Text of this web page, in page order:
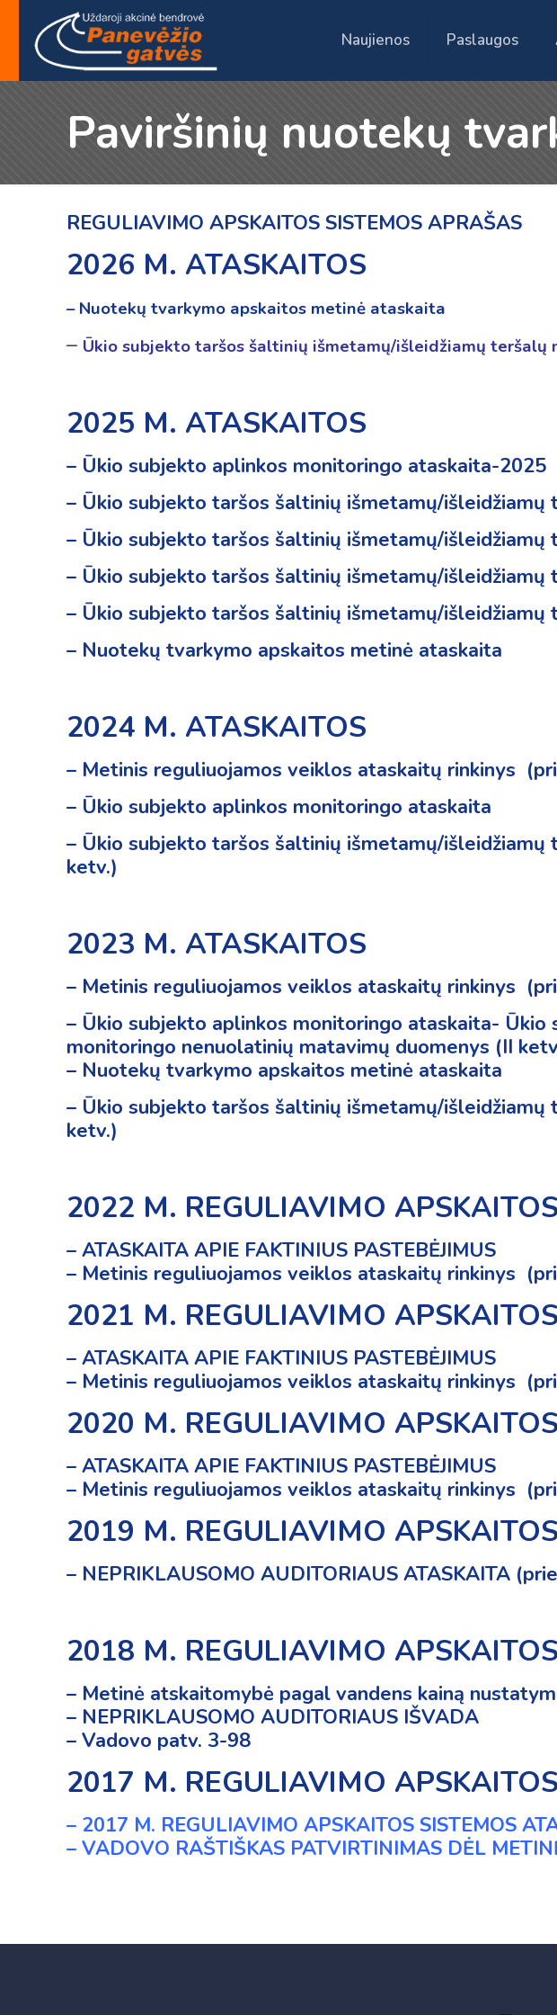
Naujienos Paslaugos
Paviršinių nuotekų
REGULIAVIMO APSKAITOS SISTEMOS APRAŠAS
2026 M. ATASKAITOS
– Nuotekų tvarkymo apskaitos metinė ataskaita
– Ūkio subjekto taršos šaltinių išmetamų/išleidžiamų
2025 M. ATASKAITOS
– Ūkio subjekto aplinkos monitoringo ataskaita-2025
– Ūkio subjekto taršos šaltinių išmetamų/
– Ūkio subjekto taršos šaltinių išmetamų/
– Ūkio subjekto taršos šaltinių išmetamų/
– Ūkio subjekto taršos šaltinių išmetamų/
– Nuotekų tvarkymo apskaitos metinė ataskaita
2024 M. ATASKAITOS
– Metinis reguliuojamos veiklos ataskaitų rinkinys
– Ūkio subjekto aplinkos monitoringo ataskaita
– Ūkio subjekto taršos šaltinių išmetamų/
ketv.)
2023 M. ATASKAITOS
– Metinis reguliuojamos veiklos ataskaitų rinkinys
– Ūkio subjekto aplinkos monitoringo ataskaita-
monitoringo nenuolatinių matavimų duomenys (II
– Nuotekų tvarkymo apskaitos metinė ataskaita
– Ūkio subjekto taršos šaltinių išmetamų/
ketv.)
2022 M. REGULIAVIMO
– ATASKAITA APIE FAKTINIUS PASTEBĖJIMUS
– Metinis reguliuojamos veiklos ataskaitų rinkinys
2021 M. REGULIAVIMO
– ATASKAITA APIE FAKTINIUS PASTEBĖJIMUS
– Metinis reguliuojamos veiklos ataskaitų rinkinys
2020 M. REGULIAVIMO
– ATASKAITA APIE FAKTINIUS PASTEBĖJIMUS
– Metinis reguliuojamos veiklos ataskaitų rinkinys
2019 M. REGULIAVIMO
– NEPRIKLAUSOMO AUDITORIAUS ATASKAITA (
2018 M. REGULIAVIMO
– Metinė atskaitomybė pagal vandens kainą
– NEPRIKLAUSOMO AUDITORIAUS IŠVADA
– Vadovo patv. 3-98
2017 M. REGULIAVIMO
– 2017 M. REGULIAVIMO APSKAITOS SISTEMOS
– VADOVO RAŠTIŠKAS PATVIRTINIMAS DĖL